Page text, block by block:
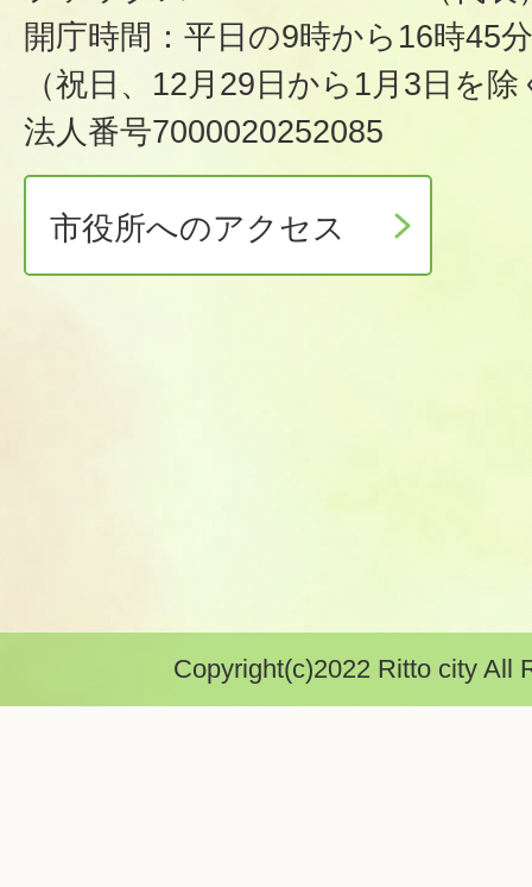
開庁時間：平日の9時から16時45分
（祝日、12月29日から1月3日を除
法人番号7000020252085
市役所へのアクセス
Copyright(c)2022 Ritto city All